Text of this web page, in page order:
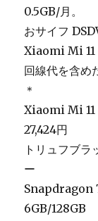
0.5GB/月。
おサイフ
Xiaomi Mi
回線代を含め
＊
Xiaomi Mi
27,424円
トリュフブ
ー
Snapdragon
6GB/128GB